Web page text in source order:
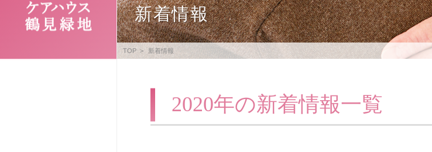
新着情報
TOP 新着情報
2020年の新着情報一覧